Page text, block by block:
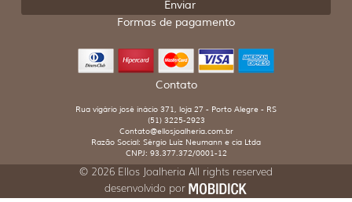
© 2026 Ellos Joalheria All rights reserved
desenvolvido por
Formas de pagamento
Contato
Rua vigário josé inácio 371, loja 27 - Porto Alegre - RS
(51) 3225-2923
Contato@ellosjoalheria.com.br
Razão Social: Sérgio Luiz Neumann e cia Ltda
CNPJ: 93.377.372/0001-12